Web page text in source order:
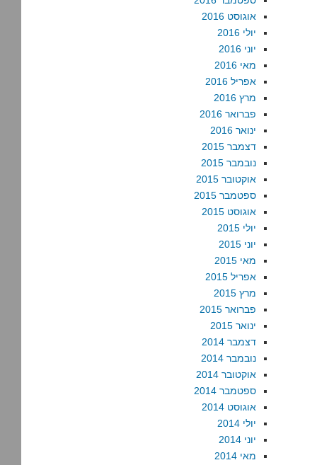
אוגוסט 2016
יולי 2016
יוני 2016
מאי 2016
אפריל 2016
מרץ 2016
פברואר 2016
ינואר 2016
דצמבר 2015
נובמבר 2015
אוקטובר 2015
ספטמבר 2015
אוגוסט 2015
יולי 2015
יוני 2015
מאי 2015
אפריל 2015
מרץ 2015
פברואר 2015
ינואר 2015
דצמבר 2014
נובמבר 2014
אוקטובר 2014
ספטמבר 2014
אוגוסט 2014
יולי 2014
יוני 2014
מאי 2014